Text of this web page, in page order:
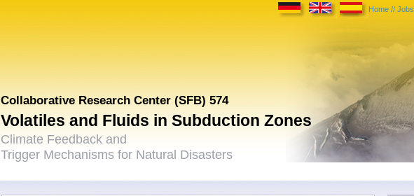
Home // Jobs
Collaborative Research Center (SFB) 574
Volatiles and Fluids in Subduction Zones
Climate Feedback and
Trigger Mechanisms for Natural Disasters